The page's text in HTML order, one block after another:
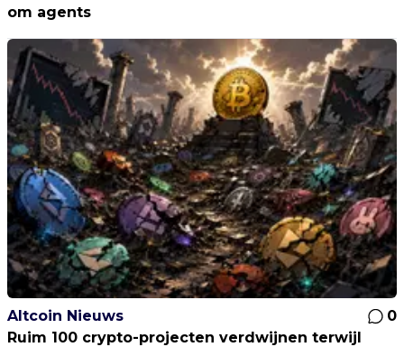
om agents
Altcoin Nieuws
0
Ruim 100 crypto-projecten verdwijnen terwijl